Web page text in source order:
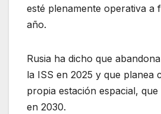
esté plenamente operativa a
año.
Rusia ha dicho que
la ISS en 2025 y que planea
propia estación espacial,
en 2030.